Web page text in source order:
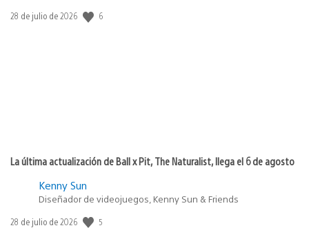
Fecha
28 de julio de 2026 6
La última actualización de Ball x Pit, The Naturalist, llega el 6 de agosto
Kenny Sun
Diseñador de videojuegos, Kenny Sun & Friends
Fecha
28 de julio de 2026 5